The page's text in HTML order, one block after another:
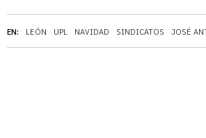
EN: LEÓN UPL NAVIDAD SINDICATOS JOSÉ